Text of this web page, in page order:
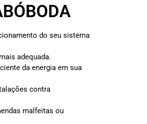
do seu sistema
adequada.
da energia em sua
contra
malfeitas ou